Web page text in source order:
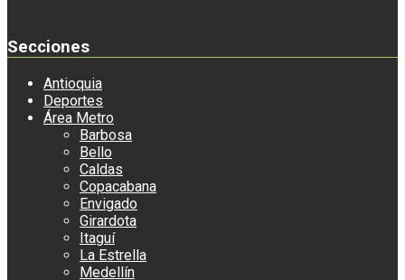
Secciones
Antioquia
Deportes
Área Metro
Barbosa
Bello
Caldas
Copacabana
Envigado
Girardota
Itaguí
La Estrella
Medellín